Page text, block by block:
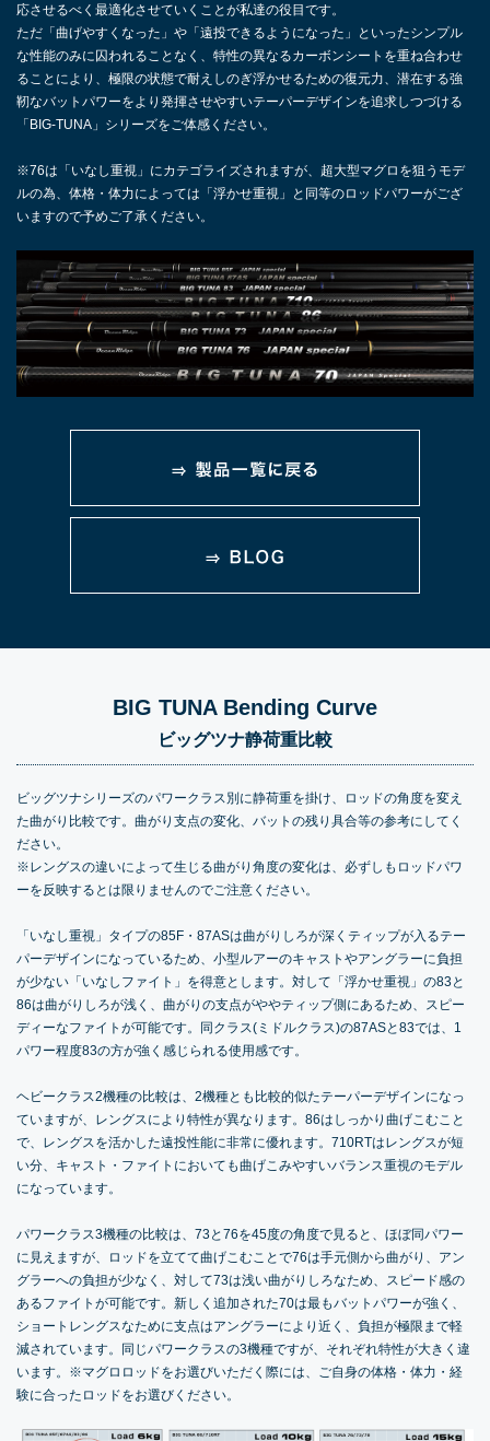
応させるべく最適化させていくことが私達の役目です。
ただ「曲げやすくなった」や「遠投できるようになった」といったシンプル
な性能のみに囚われることなく、特性の異なるカーボンシートを重ね合わせ
ることにより、極限の状態で耐えしのぎ浮かせるための復元力、潜在する強
靭なバットパワーをより発揮させやすいテーパーデザインを追求しつづける
「BIG-TUNA」シリーズをご体感ください。
※76は「いなし重視」にカテゴライズされますが、超大型マグロを狙うモデ
ルの為、体格・体力によっては「浮かせ重視」と同等のロッドパワーがござ
いますので予めご了承ください。
BIG TUNA Bending Curve
ビッグツナ静荷重比較
ビッグツナシリーズのパワークラス別に静荷重を掛け、ロッドの角度を変え
た曲がり比較です。曲がり支点の変化、バットの残り具合等の参考にしてく
ださい。
※レングスの違いによって生じる曲がり角度の変化は、必ずしもロッドパワ
ーを反映するとは限りませんのでご注意ください。
「いなし重視」タイプの85F・87ASは曲がりしろが深くティップが入るテー
パーデザインになっているため、小型ルアーのキャストやアングラーに負担
が少ない「いなしファイト」を得意とします。対して「浮かせ重視」の83と
86は曲がりしろが浅く、曲がりの支点がややティップ側にあるため、スピー
ディーなファイトが可能です。同クラス(ミドルクラス)の87ASと83では、1
パワー程度83の方が強く感じられる使用感です。
ヘビークラス2機種の比較は、2機種とも比較的似たテーパーデザインになっ
ていますが、レングスにより特性が異なります。86はしっかり曲げこむこと
で、レングスを活かした遠投性能に非常に優れます。710RTはレングスが短
い分、キャスト・ファイトにおいても曲げこみやすいバランス重視のモデル
になっています。
パワークラス3機種の比較は、73と76を45度の角度で見ると、ほぼ同パワー
に見えますが、ロッドを立てて曲げこむことで76は手元側から曲がり、アン
グラーへの負担が少なく、対して73は浅い曲がりしろなため、スピード感の
あるファイトが可能です。新しく追加された70は最もバットパワーが強く、
ショートレングスなために支点はアングラーにより近く、負担が極限まで軽
減されています。同じパワークラスの3機種ですが、それぞれ特性が大きく違
います。※マグロロッドをお選びいただく際には、ご自身の体格・体力・経
験に合ったロッドをお選びください。